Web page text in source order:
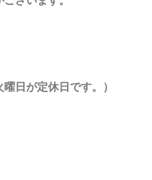
日が定休日です。）